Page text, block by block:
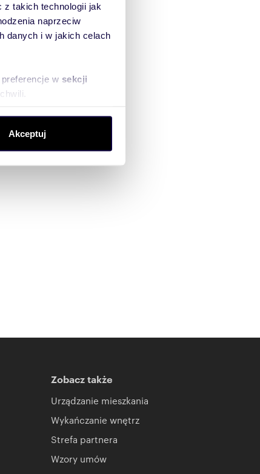
z takich technologii jak
naprzeciw
danych i w jakich celach
w sekcji
społecznościowym,
od Ciebie lub
Akceptuj
Zobacz także
Urządzanie mieszkania
Wykańczanie wnętrz
Strefa partnera
Wzory umów